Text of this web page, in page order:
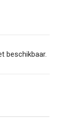
beschikbaar.